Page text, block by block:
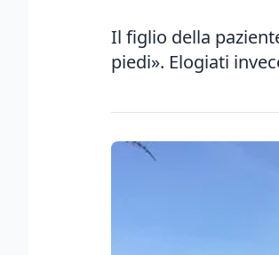
Il figlio della
piedi». Elogiati